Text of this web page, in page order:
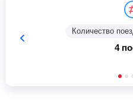
Количество
4